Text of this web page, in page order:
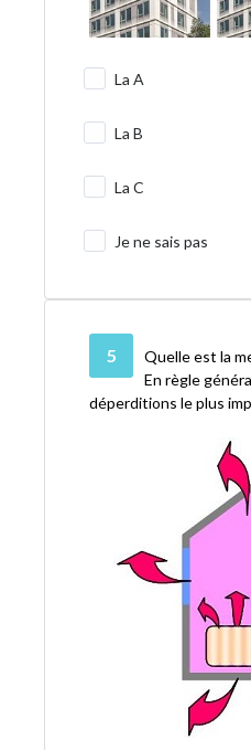
La A
La B
La C
Je ne sais pas
5
Quelle est la
En règle
déperditions le plus